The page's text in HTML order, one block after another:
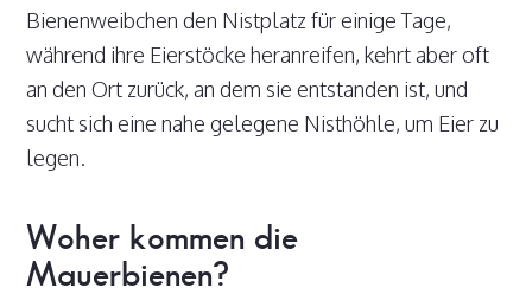
Bienenweibchen den Nistplatz für einige Tage,
während ihre Eierstöcke heranreifen, kehrt aber oft
an den Ort zurück, an dem sie entstanden ist, und
sucht sich eine nahe gelegene Nisthöhle, um Eier zu
legen.
Woher kommen die
Mauerbienen?